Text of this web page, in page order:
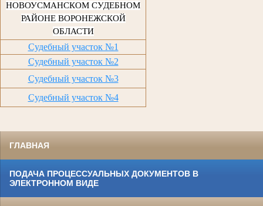
НОВОУСМАНСКОМ СУДЕБНОМ
РАЙОНЕ ВОРОНЕЖСКОЙ
ОБЛАСТИ
Судебный участок №1
Судебный участок №2
Судебный участок №3
Судебный участок №4
ГЛАВНАЯ
ПОДАЧА ПРОЦЕССУАЛЬНЫХ ДОКУМЕНТОВ В
ЭЛЕКТРОННОМ ВИДЕ